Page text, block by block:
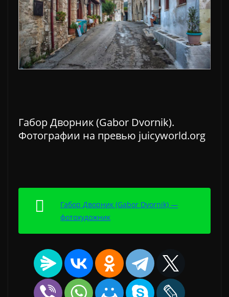
Габор Дворник (Gabor Dvornik).
Фотографии на превью juicyworld.org
Габор Дворник (Gabor Dvornik) —
фотохудожник